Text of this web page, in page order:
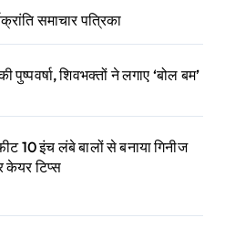
समाचार पत्रिका
पुष्पवर्षा, शिवभक्तों ने लगाए ‘बोल बम’
10 इंच लंबे बालों से बनाया गिनीज
केयर टिप्स